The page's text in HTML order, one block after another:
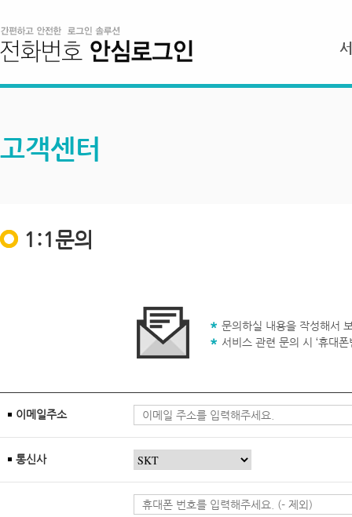
고객센터
1:1문의
문의하실 내용을 작성해서
서비스 관련 문의 시 ‘휴대
이메일주소
통신사